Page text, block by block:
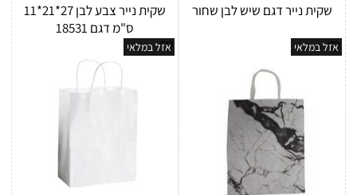
שקית נייר דגם שיש לבן שחור
אזל במלאי
שקית נייר צבע לבן 27*21*11
ס"מ דגם 18531
אזל במלאי